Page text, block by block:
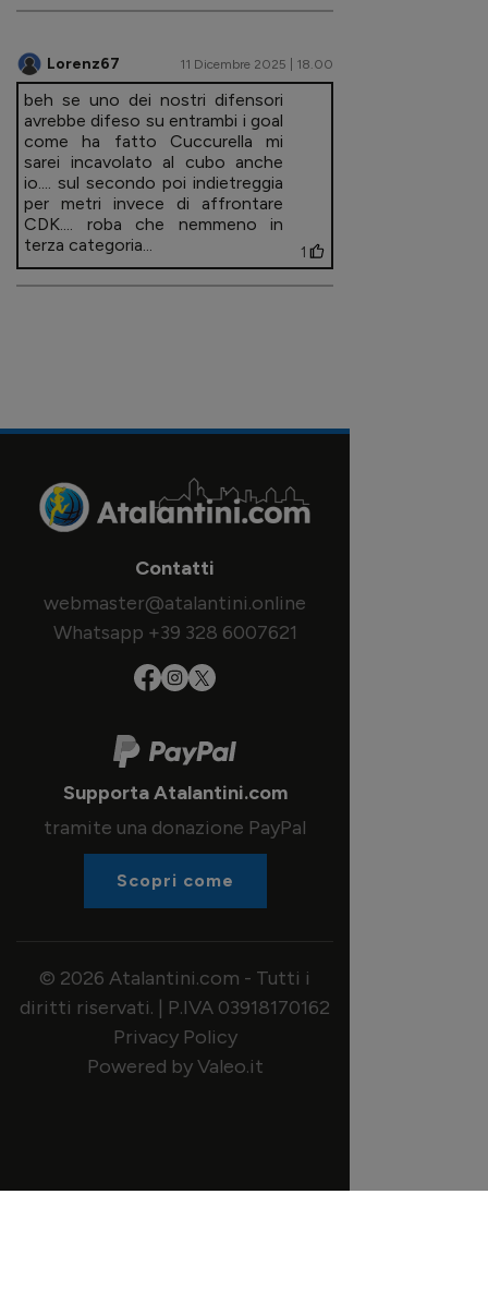
Lorenz67 11 Dicembre 2025 | 18.00
beh se uno dei nostri difensori
avrebbe difeso su entrambi i goal
come ha fatto Cuccurella mi
sarei incavolato al cubo anche
io.... sul secondo poi indietreggia
per metri invece di affrontare
CDK.... roba che nemmeno in
terza categoria...
1
Contatti
webmaster@atalantini.online
Whatsapp +39 328 6007621
Supporta Atalantini.com
tramite una donazione PayPal
Scopri come
© 2026 Atalantini.com - Tutti i
diritti riservati. | P.IVA 03918170162
Privacy Policy
Powered by Valeo.it